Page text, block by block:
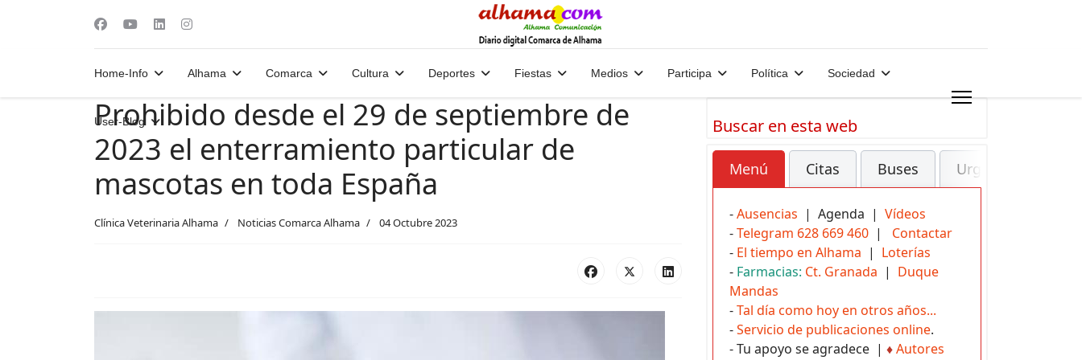
Home-Info Alhama Comarca Cultura Deportes Fiestas Medios Participa Política Sociedad
User-Blog
Prohibido desde el 29 de septiembre de
2023 el enterramiento particular de
mascotas en toda España
Clínica Veterinaria Alhama Noticias Comarca Alhama 04 Octubre 2023
Buscar en esta web
Menú Citas Buses Urgencias
-Ausencias | Agenda | Vídeos
-Telegram 628 669 460 | Contactar
- El tiempo en Alhama | Loterías
- Farmacias: Ct. Granada | Duque
Mandas
-Tal día como hoy en otros años...
-Servicio de publicaciones online.
- Tu apoyo se agradece | ♦Autores